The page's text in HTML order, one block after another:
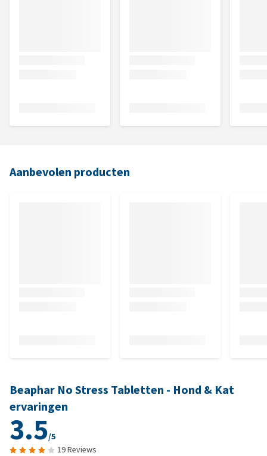
Aanbevolen producten
Beaphar No Stress Tabletten - Hond & Kat
ervaringen
3.5/5
19 Reviews